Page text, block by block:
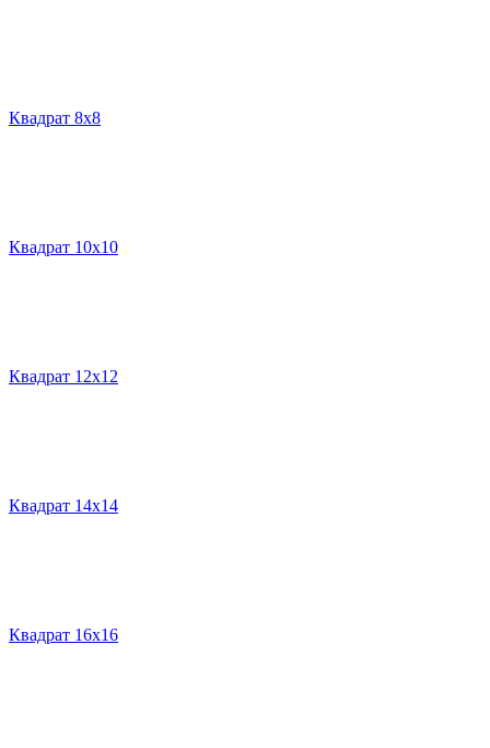
Квадрат 8х8
Квадрат 10х10
Квадрат 12х12
Квадрат 14х14
Квадрат 16х16